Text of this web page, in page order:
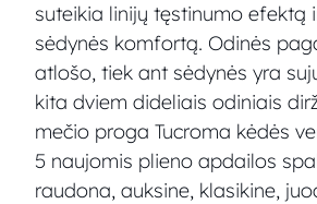
suteikia linijų tęstinumo efektą
sėdynės komfortą. Odinės
atlošo, tiek ant sėdynės yra
kita dviem dideliais odiniais
mečio proga Tucroma kėdės
5 naujomis plieno apdailos
raudona, auksine, klasikine,